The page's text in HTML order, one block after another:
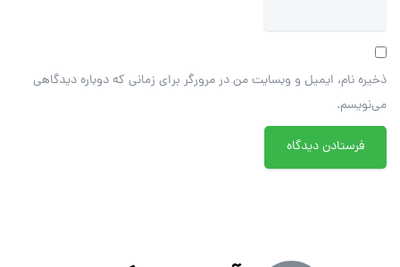
ذخیره نام، ایمیل و وبسایت من در مرورگر برای زمانی که دوباره دیدگاهی
می‌نویسم.